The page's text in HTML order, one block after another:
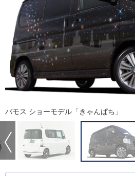
バモス ショーモデル「きゃんぱち」